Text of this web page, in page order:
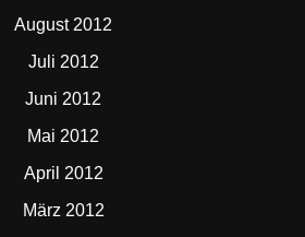
August 2012
Juli 2012
Juni 2012
Mai 2012
April 2012
März 2012